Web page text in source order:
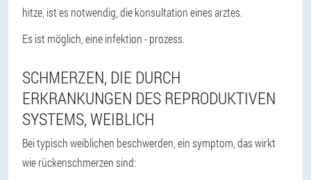
hitze, ist es notwendig, die konsultation eines arztes.
Es ist möglich, eine infektion - prozess.
SCHMERZEN, DIE DURCH
ERKRANKUNGEN DES REPRODUKTIVEN
SYSTEMS, WEIBLICH
Bei typisch weiblichen beschwerden, ein symptom, das wirkt
wie rückenschmerzen sind: